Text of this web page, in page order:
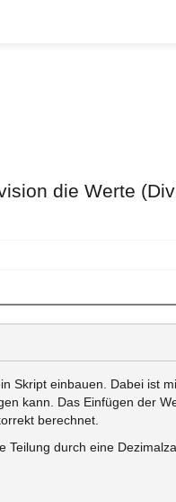
die Werte
Skript einbauen. Dabei ist
kann. Das Einfügen der
berechnet.
durch eine